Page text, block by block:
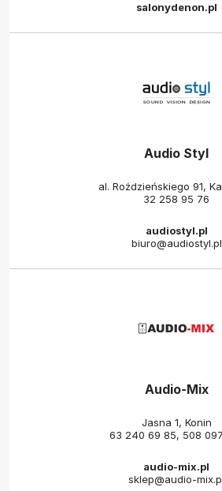
salonydenon.pl
Audio Styl
al. Roździeńskiego 91,
32 258 95 76
audiostyl.pl
biuro@audiostyl.pl
Audio-Mix
Jasna 1, Konin
63 240 69 85, 508
audio-mix.pl
sklep@audio-